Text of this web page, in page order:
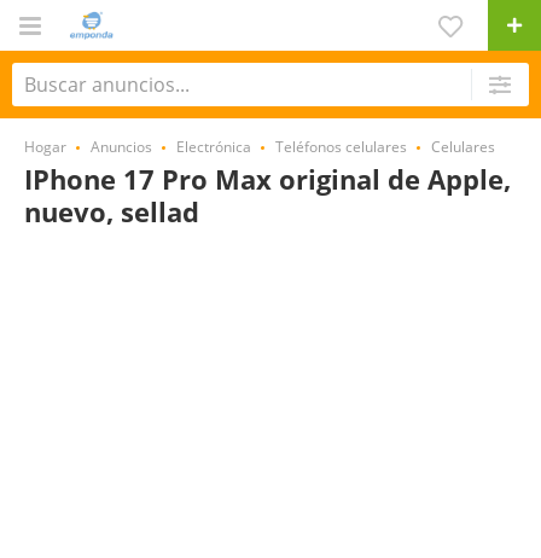
Hogar Anuncios Electrónica Teléfonos celulares Celulares
IPhone 17 Pro Max original de Apple,
nuevo, sellad